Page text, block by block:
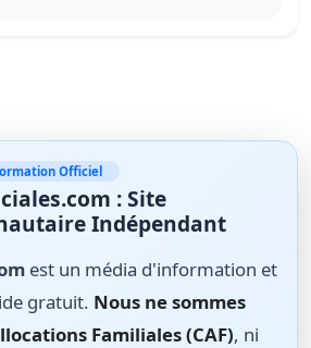
Officiel
: Site
Indépendant
est un média d'information et
gratuit. Nous ne sommes
Familiales (CAF), ni